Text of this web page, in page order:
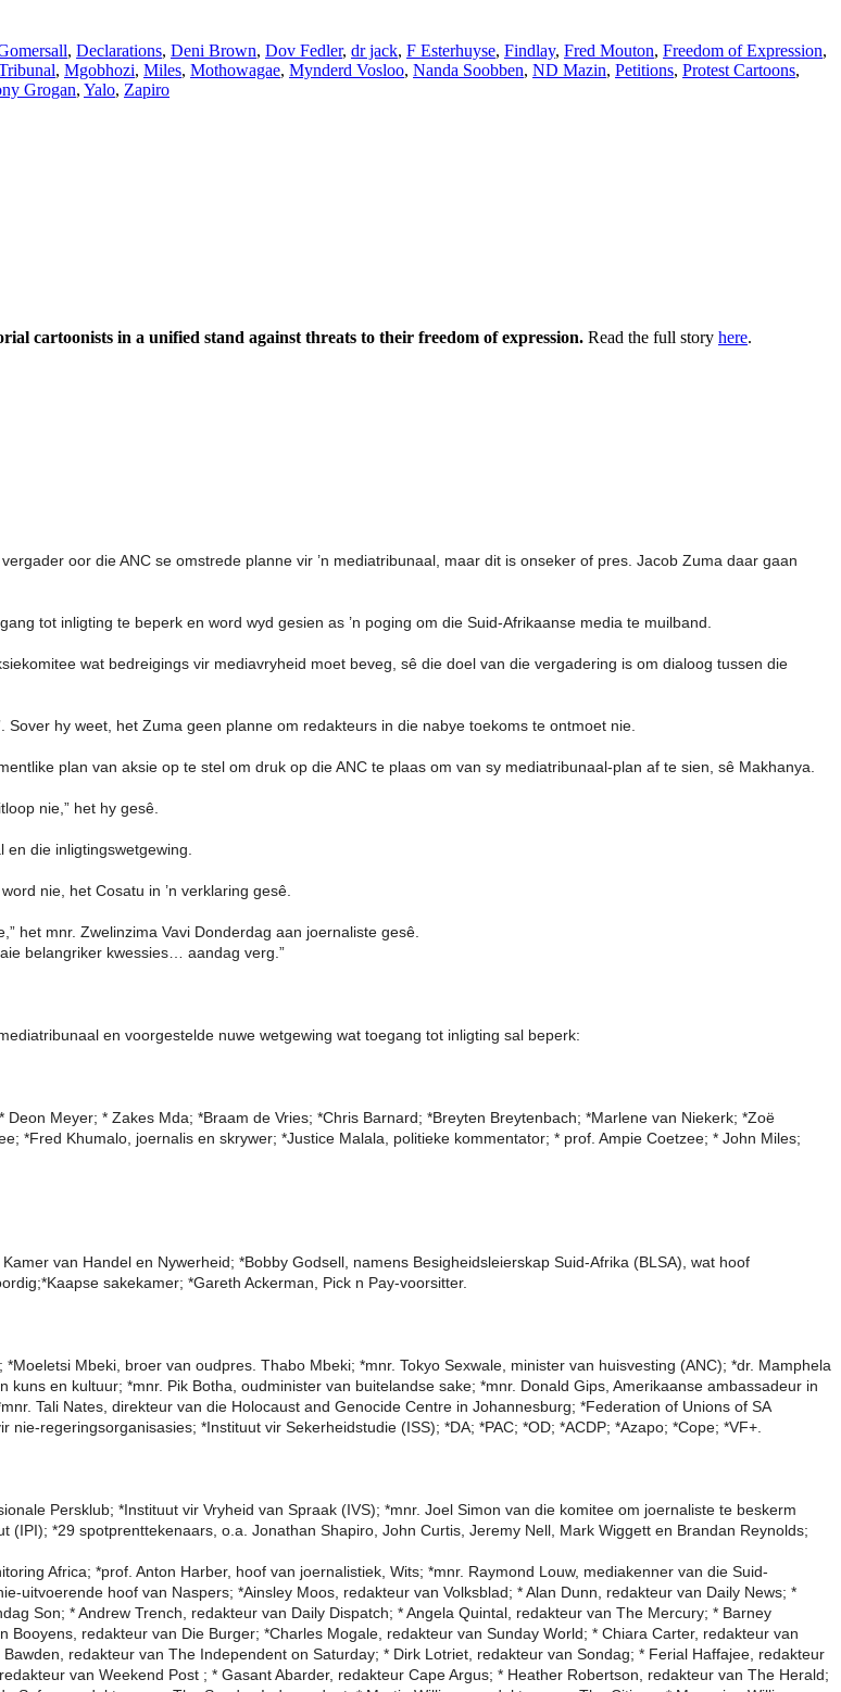
, Declarations, Deni Brown, Dov Fedler, dr jack, F Esterhuyse, Findlay, Fred Mouton, Freedom of Expression,
, Mgobhozi, Miles, Mothowagae, Mynderd Vosloo, Nanda Soobben, ND Mazin, Petitions, Protest Cartoons,
Grogan, Yalo, Zapiro
cartoonists in a unified stand against threats to their freedom of expression. Read the full story here.
oor die ANC se omstrede planne vir ’n mediatribunaal, maar dit is onseker of pres. Jacob Zuma daar gaan
tot inligting te beperk en word wyd gesien as ’n poging om die Suid-Afrikaanse media te muilband.
wat bedreigings vir mediavryheid moet beveg, sê die doel van die vergadering is om dialoog tussen die
hy weet, het Zuma geen planne om redakteurs in die nabye toekoms te ontmoet nie.
plan van aksie op te stel om druk op die ANC te plaas om van sy mediatribunaal-plan af te sien, sê Makhanya.
nie,” het hy gesê.
die inligtingswetgewing.
nie, het Cosatu in ’n verklaring gesê.
het mnr. Zwelinzima Vavi Donderdag aan joernaliste gesê.
belangriker kwessies… aandag verg.”
en voorgestelde nuwe wetgewing wat toegang tot inligting sal beperk:
Meyer; * Zakes Mda; *Braam de Vries; *Chris Barnard; *Breyten Breytenbach; *Marlene van Niekerk; *Zoë
*Fred Khumalo, joernalis en skrywer; *Justice Malala, politieke kommentator; * prof. Ampie Coetzee; * John Miles;
van Handel en Nywerheid; *Bobby Godsell, namens Besigheidsleierskap Suid-Afrika (BLSA), wat hoof
sakekamer; *Gareth Ackerman, Pick n Pay-voorsitter.
Mbeki, broer van oudpres. Thabo Mbeki; *mnr. Tokyo Sexwale, minister van huisvesting (ANC); *dr. Mamphela
en kultuur; *mnr. Pik Botha, oudminister van buitelandse sake; *mnr. Donald Gips, Amerikaanse ambassadeur in
Tali Nates, direkteur van die Holocaust and Genocide Centre in Johannesburg; *Fe­de­rat­ion of Unions of SA
regeringsorganisasies; *Instituut vir Sekerheidstudie (ISS); *DA; *PAC; *OD; *ACDP; *Azapo; *Cope; *VF+.
Persklub; *Instituut vir Vryheid van Spraak (IVS); *mnr. Joel Simon van die komitee om joernaliste te beskerm
*29 spotprenttekenaars, o.a. Jonathan Shapiro, John Curtis, Jeremy Nell, Mark Wiggett en Brandan Reynolds;
Africa; *prof. Anton Harber, hoof van joernalistiek, Wits; *mnr. Raymond Louw, mediakenner van die Suid-
uitvoerende hoof van Nas­pers; *Ainsley Moos, redakteur van Volksblad; * Alan Dunn, redakteur van Daily News; *
Son; * Andrew Trench, redakteur van Daily Dispatch; * Angela Quintal, redakteur van The Mercury; * Barney
redakteur van Die Burger; *Charles Mogale, redakteur van Sunday World; * Chiara Carter, redakteur van
redakteur van The Independent on Saturday; * Dirk Lotriet, redakteur van Sondag; * Ferial Haffajee, redakteur
van Weekend Post ; * Gasant Abarder, redakteur Cape Argus; * Heather Robertson, redakteur van The Herald;